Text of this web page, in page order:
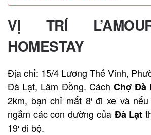
VỊ TRÍ
HOMESTAY
Địa chỉ: 15/4 Lương Thế Vinh,
Đà Lạt, Lâm Đồng. Cách Chợ Đà
2km, bạn chỉ mất 8′ đi xe và
ngắm các con đường của Đà Lạt
19′ đi bộ.